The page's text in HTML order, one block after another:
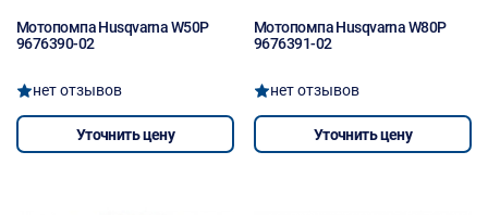
Мотопомпа Husqvarna W50P
9676390-02
нет отзывов
Уточнить цену
Мотопомпа Husqvarna W80P
9676391-02
нет отзывов
Уточнить цену